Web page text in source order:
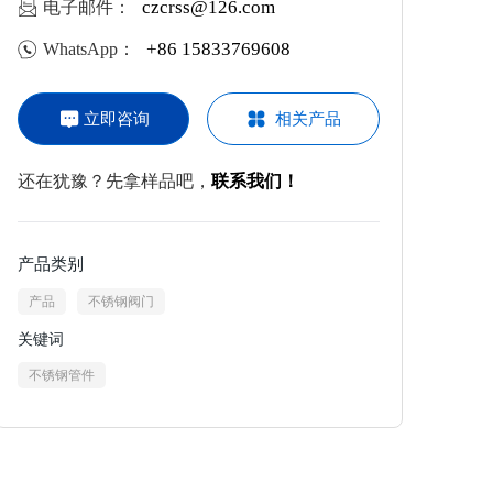
睐与好评。
电子邮件： czcrss@126.com
WhatsApp： +86 15833769608
立即咨询 相关产品
还在犹豫？先拿样品吧，联系我们！
产品类别
产品 不锈钢阀门
关键词
不锈钢管件